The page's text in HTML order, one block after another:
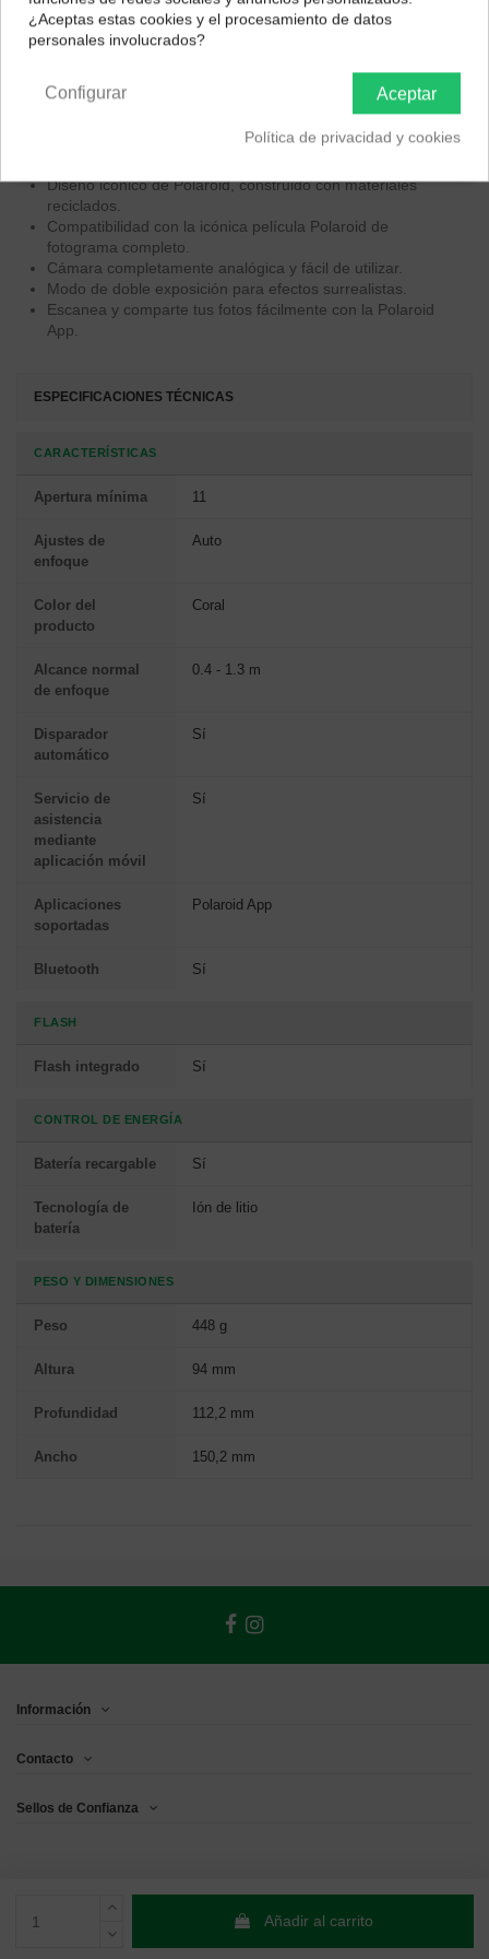
Añadir al carrito
Características Principales:
nítidas en condiciones de iluminación brillante.
Enfoque automático de dos lentes para una claridad
Ideal para capturar tanto momentos cotidianos como
Diseño icónico de Polaroid, construido con materiales
reciclados.
Compatibilidad con la icónica película Polaroid de
fotograma completo.
Cámara completamente analógica y fácil de utilizar.
Modo de doble exposición para efectos surrealistas.
Escanea y comparte tus fotos fácilmente con la Polaroid
App.
ESPECIFICACIONES TÉCNICAS
CARACTERÍSTICAS
Apertura mínima 11
Ajustes de
enfoque
Auto
Color del
producto
Coral
Alcance normal
de enfoque
0.4 - 1.3 m
Disparador
automático
Sí
Servicio de
asistencia
mediante
aplicación móvil
Sí
Aplicaciones
soportadas
Polaroid App
Bluetooth Sí
FLASH
Flash integrado Sí
CONTROL DE ENERGÍA
Batería recargable Sí
Tecnología de
batería
Ión de litio
PESO Y DIMENSIONES
Peso 448 g
Altura 94 mm
Profundidad 112,2 mm
Ancho 150,2 mm
Información
Contacto
Sellos de Confianza
impuestos correctos para tu región.
¿Aceptas estas cookies y el procesamiento de datos
personales involucrados?
Aceptar
Configurar
Política de privacidad y cookies